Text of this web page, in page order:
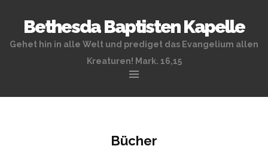
Bethesda Baptisten Kapelle
Gehet hin in alle Welt und prediget das Evangelium allen
Kreaturen! Mark. 16,15
Bücher